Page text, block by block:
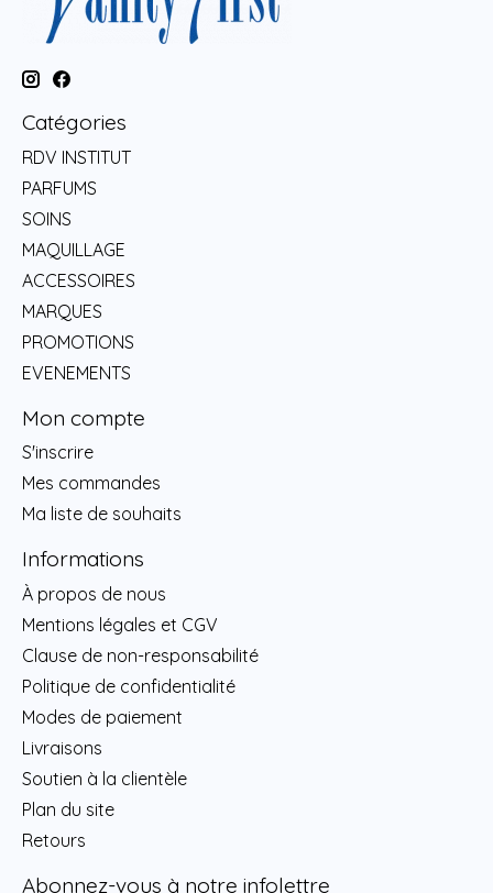
Catégories
RDV INSTITUT
PARFUMS
SOINS
MAQUILLAGE
ACCESSOIRES
MARQUES
PROMOTIONS
EVENEMENTS
Mon compte
S'inscrire
Mes commandes
Ma liste de souhaits
Informations
À propos de nous
Mentions légales et CGV
Clause de non-responsabilité
Politique de confidentialité
Modes de paiement
Livraisons
Soutien à la clientèle
Plan du site
Retours
Abonnez-vous à notre infolettre